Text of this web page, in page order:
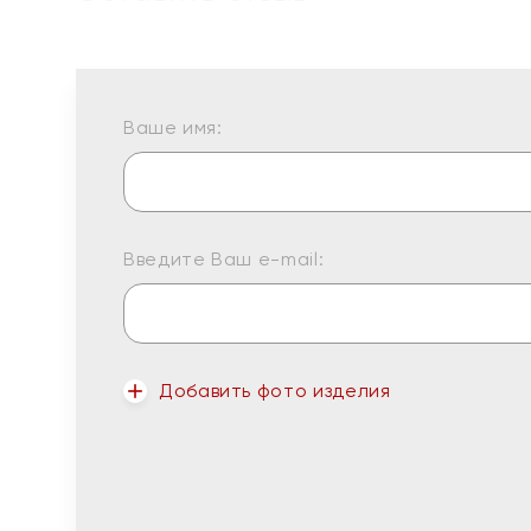
Ваше имя:
Введите Ваш e-mail:
Добавить фото изделия